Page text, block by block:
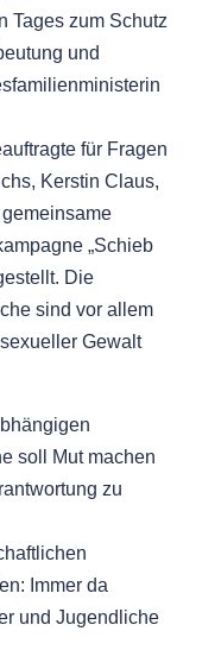
Tages zum Schutz
und
für Fragen
Kerstin Claus,
„Schieb
Die
sind vor allem
Gewalt
soll Mut machen
zu
Immer da
und Jugendliche